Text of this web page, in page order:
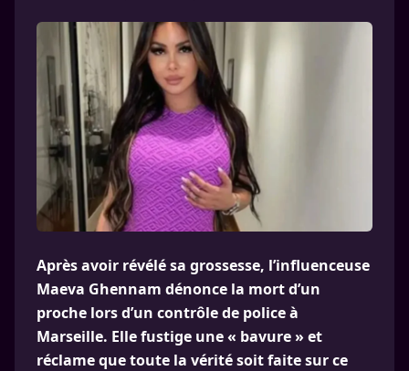
Après avoir révélé sa grossesse, l’influenceuse
Maeva Ghennam dénonce la mort d’un
proche lors d’un contrôle de police à
Marseille. Elle fustige une « bavure » et
réclame que toute la vérité soit faite sur ce